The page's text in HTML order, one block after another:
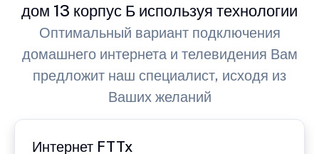
дом 13 корпус Б используя технологии
Оптимальный вариант подключения
домашнего интернета и телевидения Вам
предложит наш специалист, исходя из
Ваших желаний
Интернет FTTx